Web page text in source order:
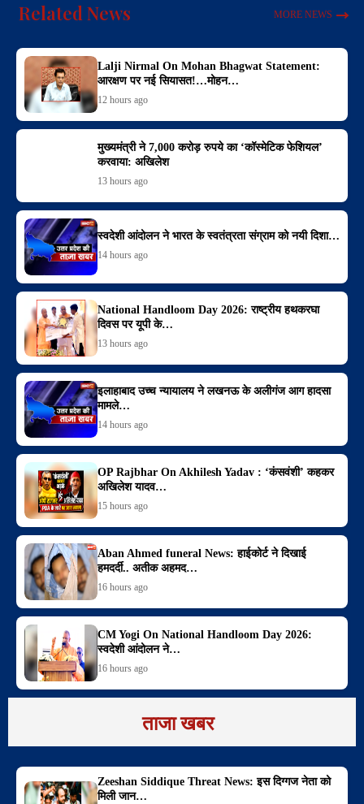
Related News MORE NEWS
Lalji Nirmal On Mohan Bhagwat Statement:
आरक्षण पर नई सियासत!…मोहन…
12 hours ago
मुख्यमंत्री ने 7,000 करोड़ रुपये का ‘कॉस्मेटिक फेशियल’
करवाया: अखिलेश
13 hours ago
स्वदेशी आंदोलन ने भारत के स्वतंत्रता संग्राम को नयी दिशा…
14 hours ago
National Handloom Day 2026: राष्ट्रीय हथकरघा
दिवस पर यूपी के…
13 hours ago
इलाहाबाद उच्च न्यायालय ने लखनऊ के अलीगंज आग हादसा
मामले…
14 hours ago
OP Rajbhar On Akhilesh Yadav : ‘कंसवंशी’ कहकर
अखिलेश यादव…
15 hours ago
Aban Ahmed funeral News: हाईकोर्ट ने दिखाई
हमदर्दी.. अतीक अहमद…
16 hours ago
CM Yogi On National Handloom Day 2026:
स्वदेशी आंदोलन ने…
16 hours ago
ताजा खबर
Zeeshan Siddique Threat News: इस दिग्गज नेता को
मिली जान…